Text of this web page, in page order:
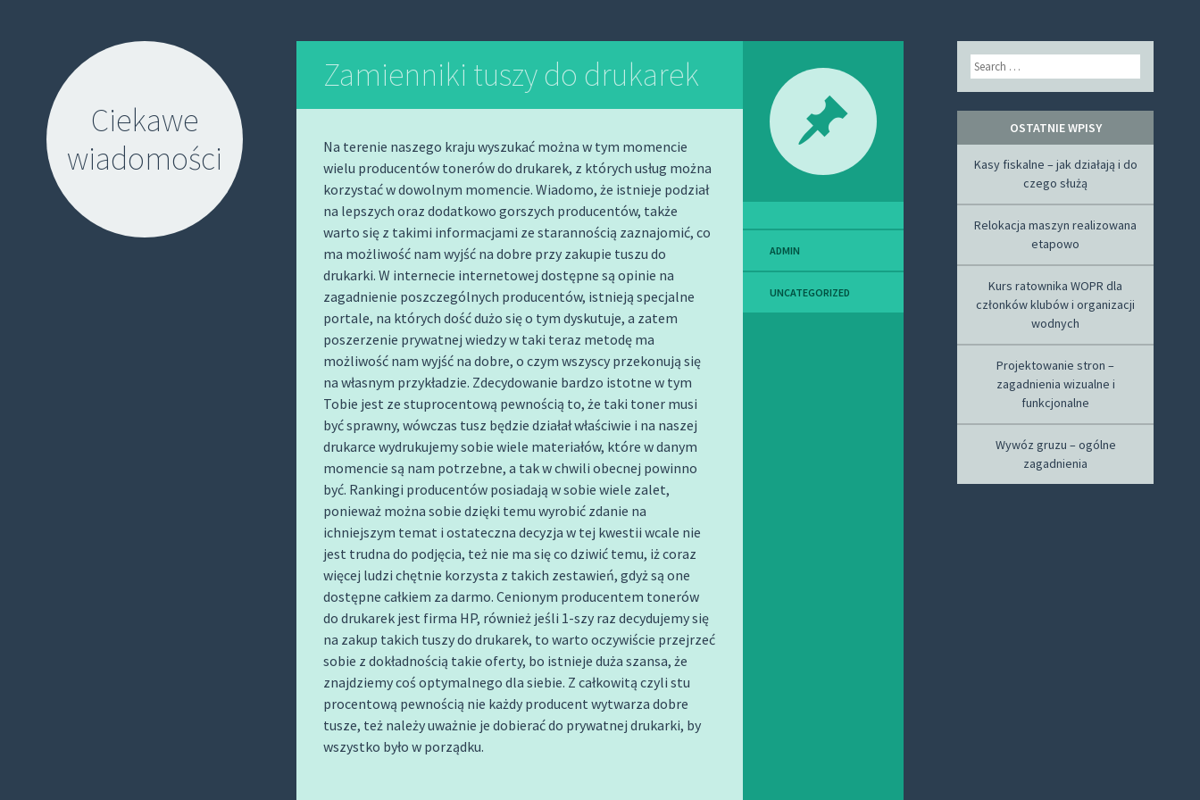
Ciekawe
wiadomości
Zamienniki tuszy do drukarek
Na terenie naszego kraju wyszukać można w tym momencie
wielu producentów tonerów do drukarek, z których usług można
korzystać w dowolnym momencie. Wiadomo, że istnieje podział
na lepszych oraz dodatkowo gorszych producentów, także
warto się z takimi informacjami ze starannością zaznajomić, co
ma możliwość nam wyjść na dobre przy zakupie tuszu do
drukarki. W internecie internetowej dostępne są opinie na
zagadnienie poszczególnych producentów, istnieją specjalne
portale, na których dość dużo się o tym dyskutuje, a zatem
poszerzenie prywatnej wiedzy w taki teraz metodę ma
możliwość nam wyjść na dobre, o czym wszyscy przekonują się
na własnym przykładzie. Zdecydowanie bardzo istotne w tym
Tobie jest ze stuprocentową pewnością to, że taki toner musi
być sprawny, wówczas tusz będzie działał właściwie i na naszej
drukarce wydrukujemy sobie wiele materiałów, które w danym
momencie są nam potrzebne, a tak w chwili obecnej powinno
być. Rankingi producentów posiadają w sobie wiele zalet,
ponieważ można sobie dzięki temu wyrobić zdanie na
ichniejszym temat i ostateczna decyzja w tej kwestii wcale nie
jest trudna do podjęcia, też nie ma się co dziwić temu, iż coraz
więcej ludzi chętnie korzysta z takich zestawień, gdyż są one
dostępne całkiem za darmo. Cenionym producentem tonerów
do drukarek jest firma HP, również jeśli 1-szy raz decydujemy się
na zakup takich tuszy do drukarek, to warto oczywiście przejrzeć
sobie z dokładnością takie oferty, bo istnieje duża szansa, że
znajdziemy coś optymalnego dla siebie. Z całkowitą czyli stu
procentową pewnością nie każdy producent wytwarza dobre
tusze, też należy uważnie je dobierać do prywatnej drukarki, by
wszystko było w porządku.
ADMIN
UNCATEGORIZED
Search
OSTATNIE WPISY
Kasy fiskalne – jak działają i do
czego służą
Relokacja maszyn realizowana
etapowo
Kurs ratownika WOPR dla
członków klubów i organizacji
wodnych
Projektowanie stron –
zagadnienia wizualne i
funkcjonalne
Wywóz gruzu – ogólne
zagadnienia